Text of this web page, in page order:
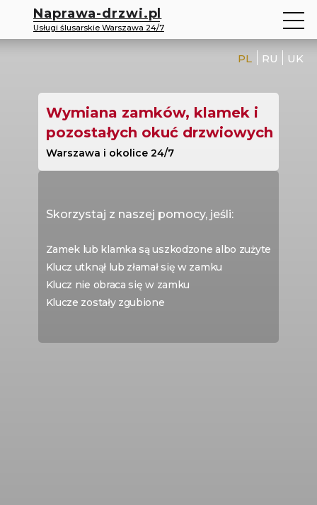
Usługi ślusarskie Warszawa 24/7
Naprawa-drzwi.pl
Warszawa i okolice 24/7
Wymiana zamków, klamek i
pozostałych okuć drzwiowych
Zamek lub klamka są uszkodzone albo zużyte
Klucz utknął lub złamał się w zamku
Klucz nie obraca się w zamku
Klucze zostały zgubione
Skorzystaj z naszej pomocy, jeśli:
PL RU UK